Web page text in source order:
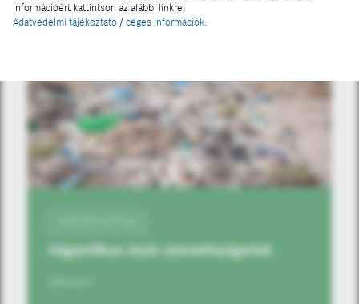
Gigantikus úszó szemétszigetek
információért kattintson az alábbi linkre:
Adatvédelmi tájékoztató / céges információk.